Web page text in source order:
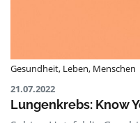
Gesundheit, Leben, Menschen
21.07.2022
Lungenkrebs: Know